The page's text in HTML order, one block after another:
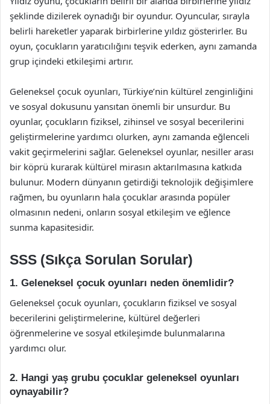
şeklinde dizilerek oynadığı bir oyundur. Oyuncular, sırayla
belirli hareketler yaparak birbirlerine yıldız gösterirler. Bu
oyun, çocukların yaratıcılığını teşvik ederken, aynı zamanda
grup içindeki etkileşimi artırır.
Geleneksel çocuk oyunları, Türkiye’nin kültürel zenginliğini
ve sosyal dokusunu yansıtan önemli bir unsurdur. Bu
oyunlar, çocukların fiziksel, zihinsel ve sosyal becerilerini
geliştirmelerine yardımcı olurken, aynı zamanda eğlenceli
vakit geçirmelerini sağlar. Geleneksel oyunlar, nesiller arası
bir köprü kurarak kültürel mirasın aktarılmasına katkıda
bulunur. Modern dünyanın getirdiği teknolojik değişimlere
rağmen, bu oyunların hala çocuklar arasında popüler
olmasının nedeni, onların sosyal etkileşim ve eğlence
sunma kapasitesidir.
SSS (Sıkça Sorulan Sorular)
1. Geleneksel çocuk oyunları neden önemlidir?
Geleneksel çocuk oyunları, çocukların fiziksel ve sosyal
becerilerini geliştirmelerine, kültürel değerleri
öğrenmelerine ve sosyal etkileşimde bulunmalarına
yardımcı olur.
2. Hangi yaş grubu çocuklar geleneksel oyunları
oynayabilir?